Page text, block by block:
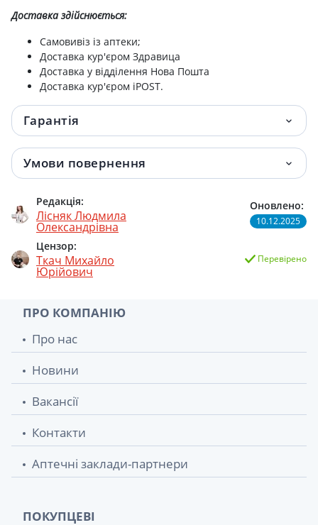
Доставка здійснюється:
Самовивіз із аптеки;
Доставка кур'єром Здравица
Доставка у відділення Нова Пошта
Доставка кур'єром iPOST.
Гарантія
Умови повернення
Редакція:
Лісняк Людмила
Олександрівна
Цензор:
Ткач Михайло
Юрійович
Оновлено:
10.12.2025
Перевірено
ПРО КОМПАНІЮ
Про нас
Новини
Вакансії
Контакти
Аптечні заклади-партнери
ПОКУПЦЕВІ